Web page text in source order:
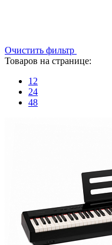
Очистить фильтр
Товаров на странице:
12
24
48